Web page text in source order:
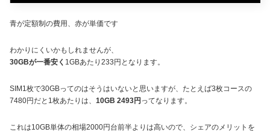
青が定額制の費用、赤が単価です
わかりにくいかもしれませんが、
30GBが一番安く 1GBあたり233円となります。
SIM1枚で30GBってのはそうはいないと思いますが、たとえば3枚コースの
7480円だと1枚あたりは、 10GB 2493円 ってなります。
これは10GB単体の相場2000円台前半よりは高いので、シェアのメリットを